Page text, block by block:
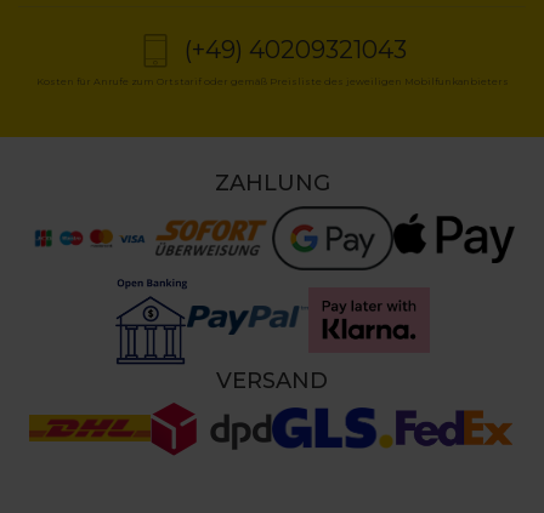
(+49) 40209321043
Kosten für Anrufe zum Ortstarif oder gemäß Preisliste des jeweiligen Mobilfunkanbieters
ZAHLUNG
VERSAND